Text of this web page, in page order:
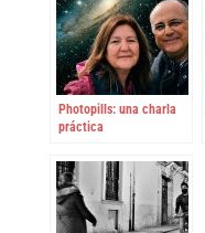
Photopills: una charla
práctica